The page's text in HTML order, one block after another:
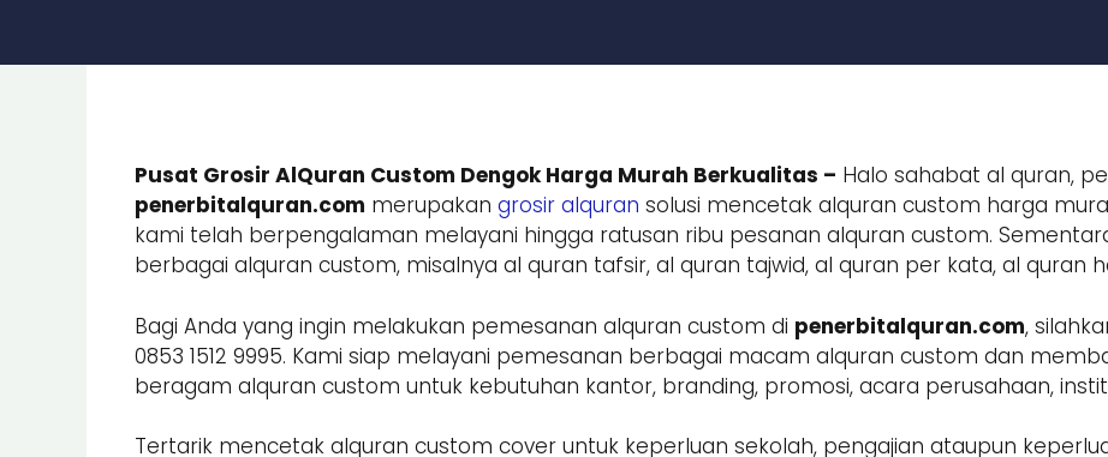
Pusat Grosir AlQuran Custom Dengok Harga Murah Berkualitas – Halo sahabat al quran,
penerbitalquran.com merupakan grosir alquran solusi mencetak alquran custom harga
kami telah berpengalaman melayani hingga ratusan ribu pesanan alquran custom.
berbagai alquran custom, misalnya al quran tafsir, al quran tajwid, al quran per kata, al quran
Bagi Anda yang ingin melakukan pemesanan alquran custom di penerbitalquran.com,
0853 1512 9995. Kami siap melayani pemesanan berbagai macam alquran custom dan
beragam alquran custom untuk kebutuhan kantor, branding, promosi, acara perusahaan,
Tertarik mencetak alquran custom cover untuk keperluan sekolah, pengajian ataupun